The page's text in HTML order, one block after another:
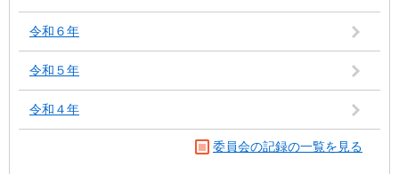
令和６年
令和５年
令和４年
委員会の記録の一覧を見る